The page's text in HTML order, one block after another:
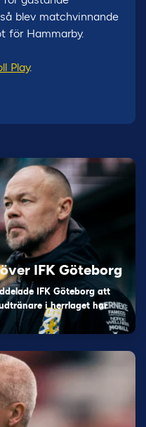
blev matchvinnande
för Hammarby.
Play.
IFK Göteborg
IFK Göteborg att
i herrlaget har